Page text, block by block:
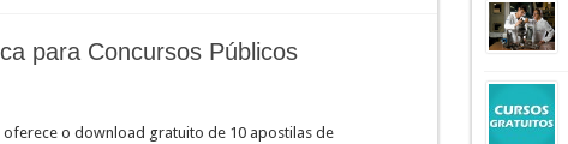
para Concursos Públicos
oferece o download gratuito de 10 apostilas de